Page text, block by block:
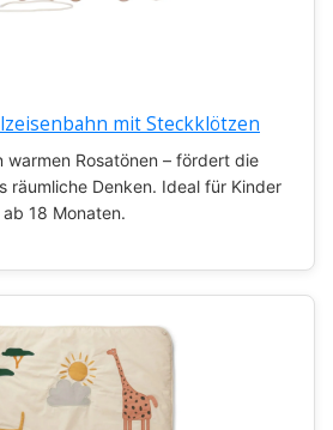
mit Steckklötzen
warmen Rosatönen – fördert die
räumliche Denken. Ideal für Kinder
ab 18 Monaten.